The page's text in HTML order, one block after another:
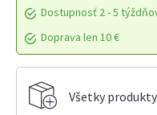
Dostupnosť 2 - 5
Doprava len 10 €
Všetky